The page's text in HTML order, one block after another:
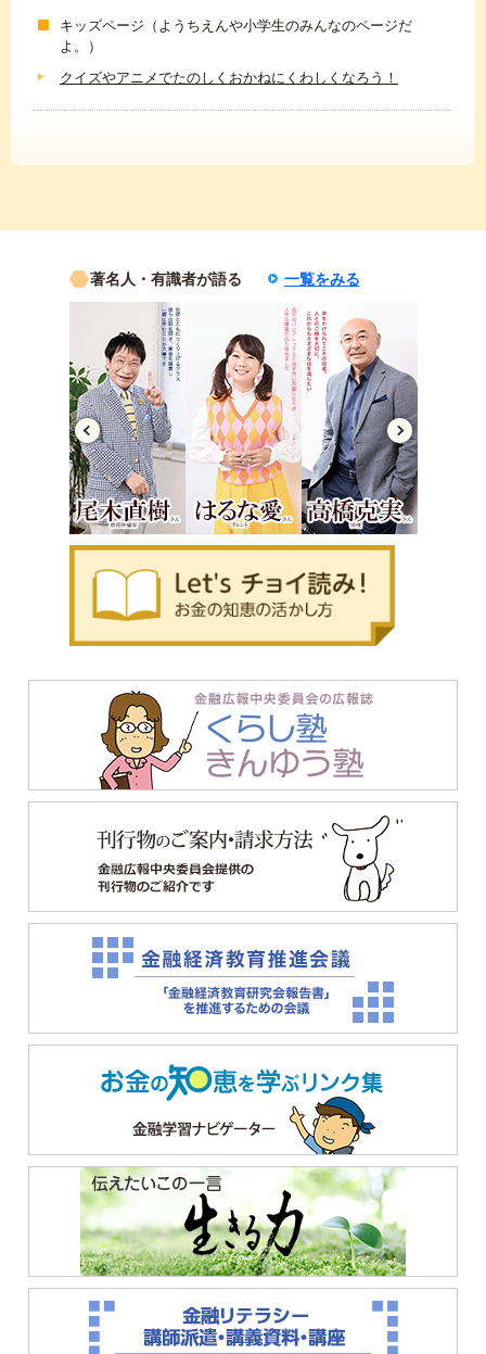
キッズページ（ようちえんや小学生のみんなのページだ
よ。）
クイズやアニメでたのしくおかねにくわしくなろう！
著名人・有識者が語る 一覧をみる